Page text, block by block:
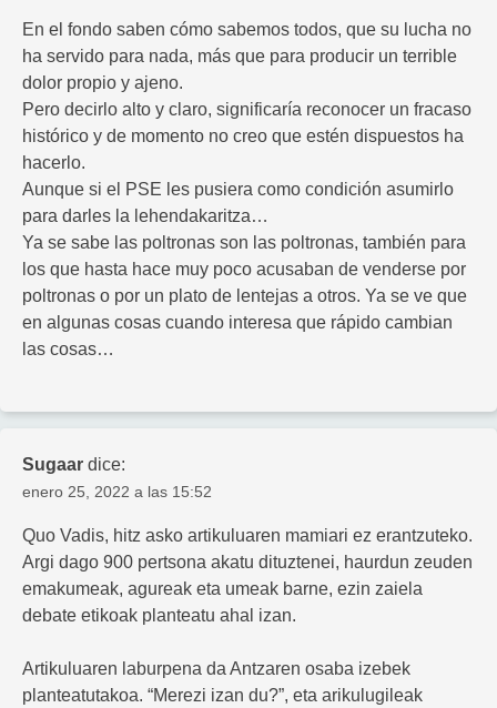
En el fondo saben cómo sabemos todos, que su lucha no
ha servido para nada, más que para producir un terrible
dolor propio y ajeno.
Pero decirlo alto y claro, significaría reconocer un fracaso
histórico y de momento no creo que estén dispuestos ha
hacerlo.
Aunque si el PSE les pusiera como condición asumirlo
para darles la lehendakaritza…
Ya se sabe las poltronas son las poltronas, también para
los que hasta hace muy poco acusaban de venderse por
poltronas o por un plato de lentejas a otros. Ya se ve que
en algunas cosas cuando interesa que rápido cambian
las cosas…
Sugaar dice:
enero 25, 2022 a las 15:52
Quo Vadis, hitz asko artikuluaren mamiari ez erantzuteko.
Argi dago 900 pertsona akatu dituztenei, haurdun zeuden
emakumeak, agureak eta umeak barne, ezin zaiela
debate etikoak planteatu ahal izan.
Artikuluaren laburpena da Antzaren osaba izebek
planteatutakoa. “Merezi izan du?”, eta arikulugileak